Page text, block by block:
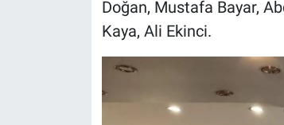
Doğan, Mustafa Bayar,
Kaya, Ali Ekinci.